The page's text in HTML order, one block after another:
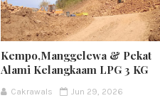
Kempo,Manggelewa & Pekat
Alami Kelangkaam LPG 3 KG
Cakrawals Jun 29, 2026